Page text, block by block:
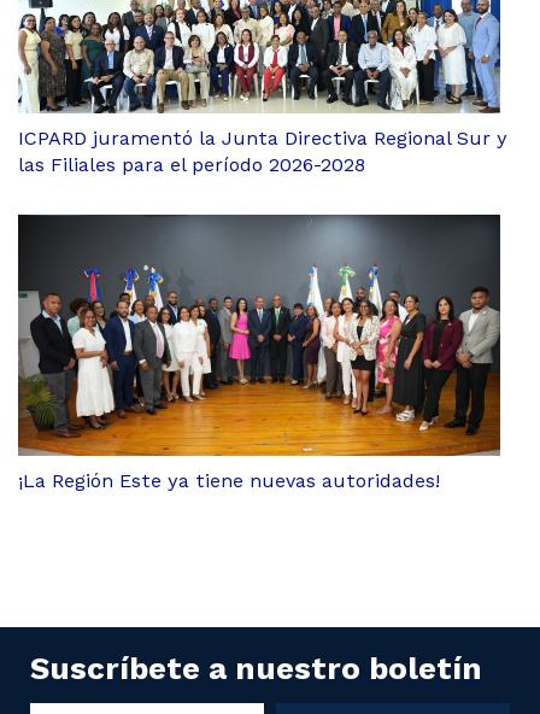
ICPARD juramentó la Junta Directiva Regional Sur y
las Filiales para el período 2026-2028
¡La Región Este ya tiene nuevas autoridades!
Suscríbete a nuestro boletín